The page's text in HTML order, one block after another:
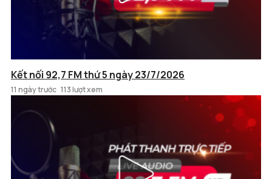
Kết nối 92,7 FM thứ 5 ngày 23/7/2026
11 ngày trước 113 lượt xem